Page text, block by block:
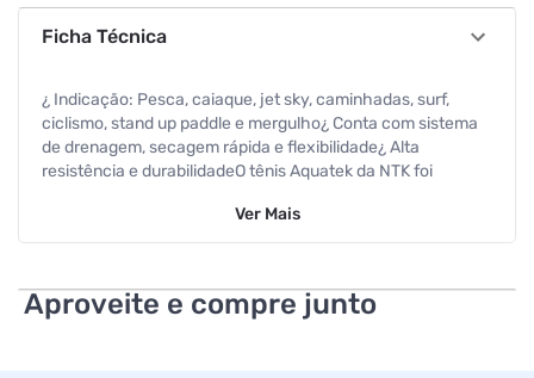
Ficha Técnica
¿ Indicação: Pesca, caiaque, jet sky, caminhadas, surf,
ciclismo, stand up paddle e mergulho¿ Conta com sistema
de drenagem, secagem rápida e flexibilidade¿ Alta
resistência e durabilidadeO tênis Aquatek da NTK foi
proporcionar o máximo de conforto, segurança e
variados tipos de pés, através do cabedal que garante
liberdade e segurança nos movimentos, além de secagem
Ver Mais
Aproveite e compre junto